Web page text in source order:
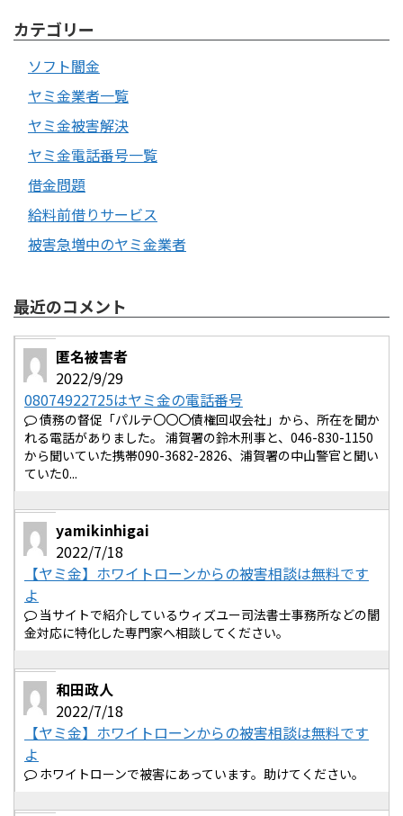
カテゴリー
ソフト闇金
ヤミ金業者一覧
ヤミ金被害解決
ヤミ金電話番号一覧
借金問題
給料前借りサービス
被害急増中のヤミ金業者
最近のコメント
匿名被害者
2022/9/29
08074922725はヤミ金の電話番号
債務の督促「パルテ〇〇〇債権回収会社」から、所在を聞か
れる電話がありました。 浦賀署の鈴木刑事と、046-830-1150
から聞いていた携帯090-3682-2826、浦賀署の中山警官と聞い
ていた0...
yamikinhigai
2022/7/18
【ヤミ金】ホワイトローンからの被害相談は無料です
よ
当サイトで紹介しているウィズユー司法書士事務所などの闇
金対応に特化した専門家へ相談してください。
和田政人
2022/7/18
【ヤミ金】ホワイトローンからの被害相談は無料です
よ
ホワイトローンで被害にあっています。助けてください。